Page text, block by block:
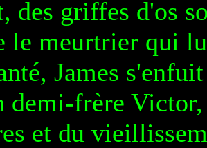
des griffes d'os
le meurtrier qui
James
demi-frère
et du